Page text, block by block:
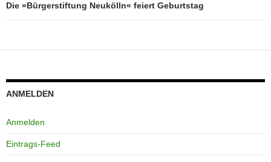
Die »Bürgerstiftung Neukölln« feiert Geburtstag
ANMELDEN
Anmelden
Eintrags-Feed